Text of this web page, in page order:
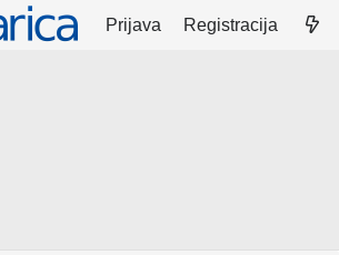
Prijava Registracija